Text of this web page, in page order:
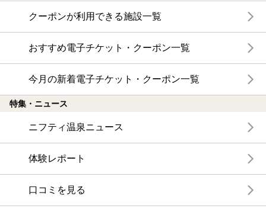
クーポンが利用できる施設一覧
おすすめ電子チケット・クーポン一覧
今月の新着電子チケット・クーポン一覧
特集・ニュース
ニフティ温泉ニュース
体験レポート
口コミを見る